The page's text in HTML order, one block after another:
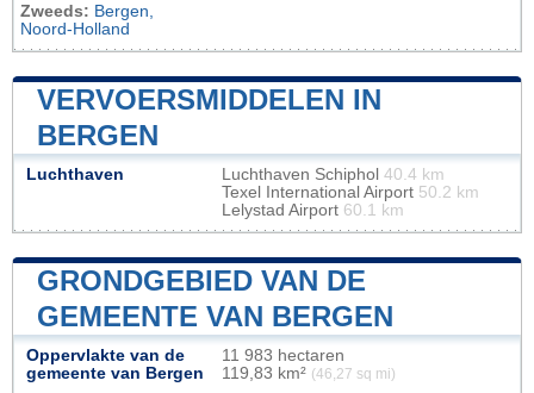
Zweeds: Bergen,
Noord-Holland
VERVOERSMIDDELEN IN
BERGEN
Luchthaven Luchthaven Schiphol 40.4 km
Texel International Airport 50.2 km
Lelystad Airport 60.1 km
GRONDGEBIED VAN DE
GEMEENTE VAN BERGEN
Oppervlakte van de
gemeente van Bergen
11 983 hectaren
119,83 km² (46,27 sq mi)